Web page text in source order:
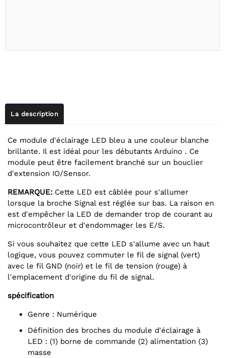
La description
Ce module d'éclairage LED bleu a une couleur blanche
brillante. Il est idéal pour les débutants Arduino . Ce
module peut être facilement branché sur un bouclier
d'extension IO/Sensor.
REMARQUE: Cette LED est câblée pour s'allumer
lorsque la broche Signal est réglée sur bas. La raison en
est d'empêcher la LED de demander trop de courant au
microcontrôleur et d'endommager les E/S.
Si vous souhaitez que cette LED s'allume avec un haut
logique, vous pouvez commuter le fil de signal (vert)
avec le fil GND (noir) et le fil de tension (rouge) à
l'emplacement d'origine du fil de signal.
spécification
Genre : Numérique
Définition des broches du module d'éclairage à
LED : (1) borne de commande (2) alimentation (3)
masse